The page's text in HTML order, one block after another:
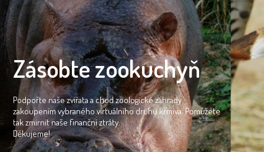
Zásobte zookuchyň
Podpořte naše zvířata a chod zoologické zahrady
zakoupením vybraného virtuálního druhu krmiva. Pomůžete
tak zmírnit naše finanční ztráty.
Děkujeme!